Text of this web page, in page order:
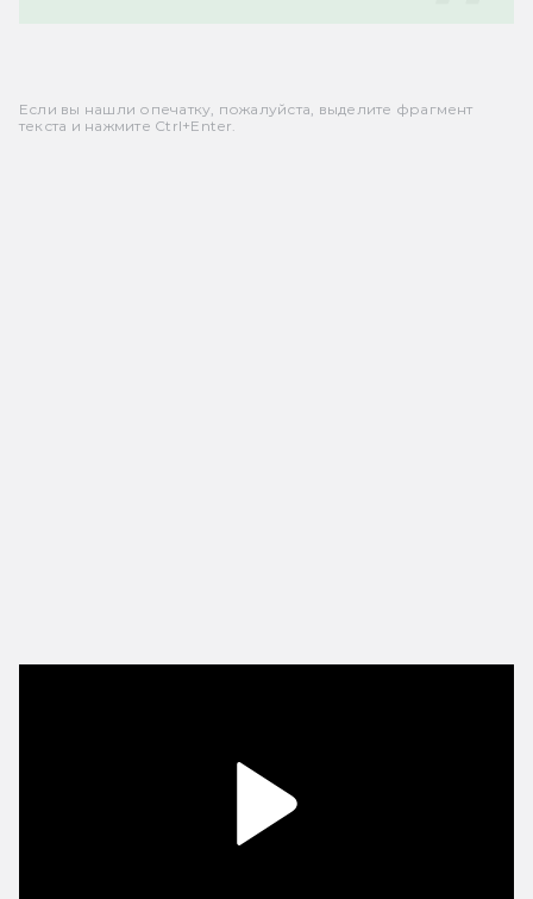
Если вы нашли опечатку, пожалуйста, выделите фрагмент
текста и нажмите Ctrl+Enter.